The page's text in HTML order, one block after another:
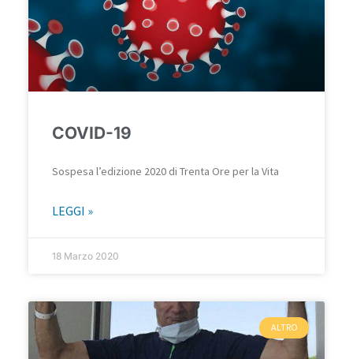
COVID-19
Sospesa l’edizione 2020 di Trenta Ore per la Vita
LEGGI »
18 Marzo 2020
ALTRO